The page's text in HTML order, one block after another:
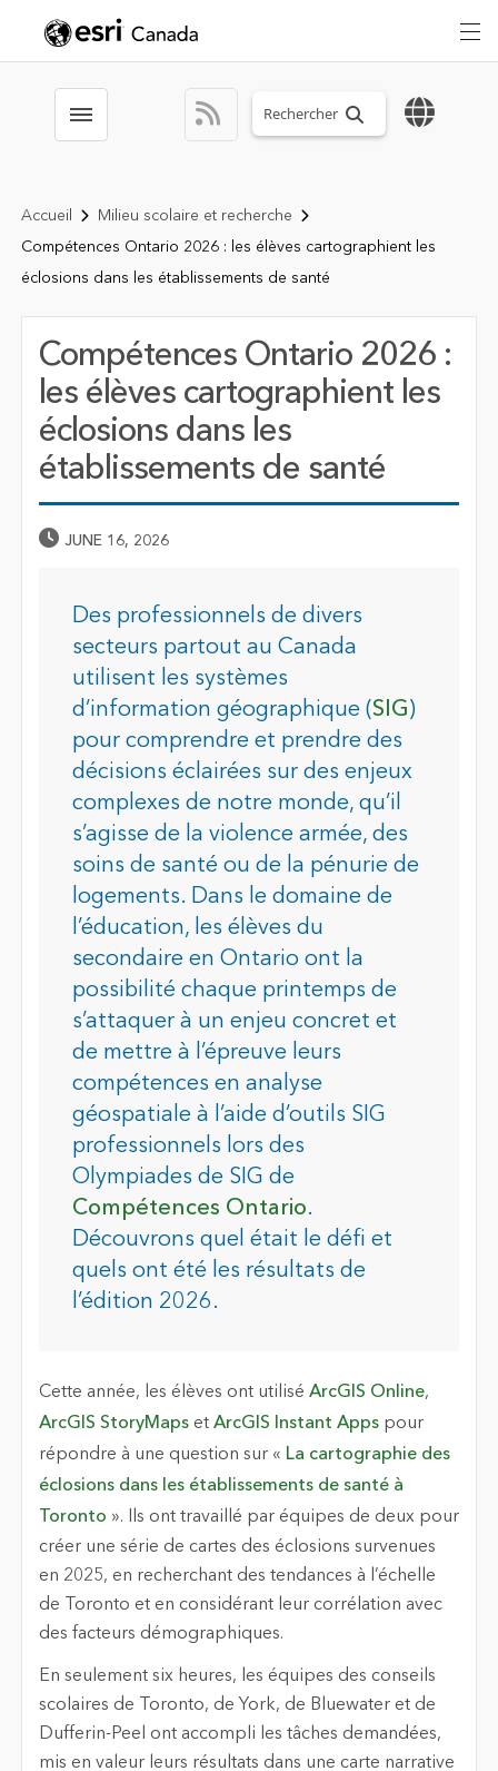
Toggle menubar Search sitewide
Accueil
Milieu scolaire et recherche
Compétences Ontario 2026 : les élèves cartographient les
éclosions dans les établissements de santé
Compétences Ontario 2026 :
les élèves cartographient les
éclosions dans les
établissements de santé
Published Date
JUNE 16, 2026
Des professionnels de divers
secteurs partout au Canada
utilisent les systèmes
d’information géographique (SIG )
pour comprendre et prendre des
décisions éclairées sur des enjeux
complexes de notre monde, qu’il
s’agisse de la violence armée, des
soins de santé ou de la pénurie de
logements. Dans le domaine de
l’éducation, les élèves du
secondaire en Ontario ont la
possibilité chaque printemps de
s’attaquer à un enjeu concret et
de mettre à l’épreuve leurs
compétences en analyse
géospatiale à l’aide d’outils SIG
professionnels lors des
Olympiades de SIG de
Compétences Ontario.
Découvrons quel était le défi et
quels ont été les résultats de
l’édition 2026.
Cette année, les élèves ont utilisé ArcGIS Online,
ArcGIS StoryMapset ArcGIS Instant Appspour
répondre à une question sur « La cartographie des
éclosions dans les établissements de santé à
Toronto ». Ils ont travaillé par équipes de deux pour
créer une série de cartes des éclosions survenues
en 2025, en recherchant des tendances à l’échelle
de Toronto et en considérant leur corrélation avec
des facteurs démographiques.
En seulement six heures, les équipes des conseils
scolaires de Toronto, de York, de Bluewater et de
Dufferin-Peel ont accompli les tâches demandées,
mis en valeur leurs résultats dans une carte narrative